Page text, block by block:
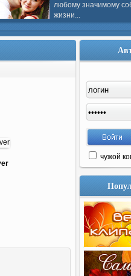
любому значимому
жизни...
чужой